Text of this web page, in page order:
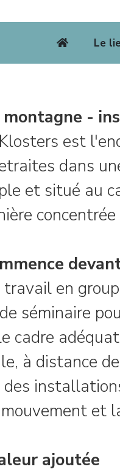
Le
-
est
dans
et situé au
en
séminaire
cadre
à distance
des
et
ajoutée